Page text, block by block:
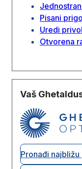
Pisani
Uredi
Otvorena
Vaš
Pronađi